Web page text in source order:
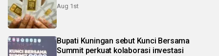
Aug 1st
Bupati Kuningan sebut Kunci Bersama
Summit perkuat kolaborasi investasi